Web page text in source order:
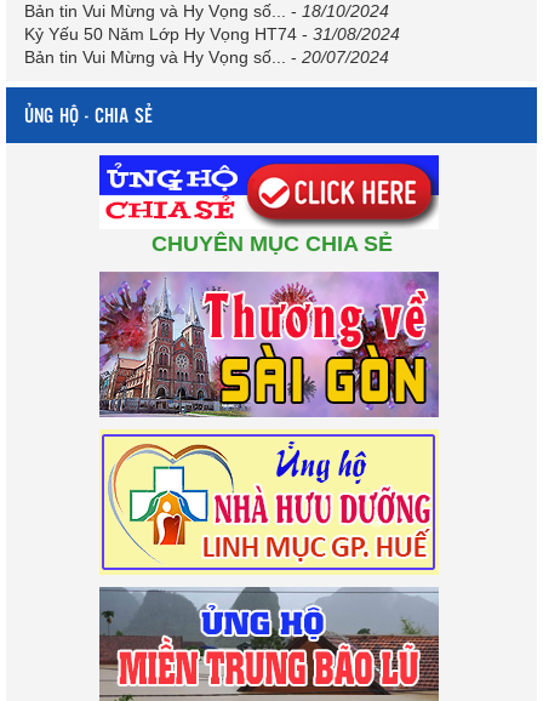
Bản tin Vui Mừng và Hy Vọng số...
- 18/10/2024
Kỷ Yếu 50 Năm Lớp Hy Vọng HT74 - 31/08/2024
Bản tin Vui Mừng và Hy Vọng số...
- 20/07/2024
ỦNG HỘ - CHIA SẺ
CHUYÊN MỤC CHIA SẺ